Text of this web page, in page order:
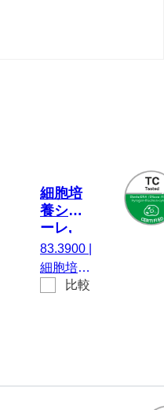
細胞培
養シャ
ーレ,
(ØxH)：
35 x 10
mm, 表
面: 標準
83.3900
細胞培養
シャー比較